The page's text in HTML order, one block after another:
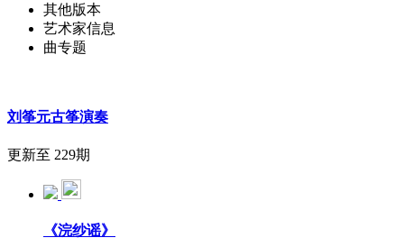
其他版本
艺术家信息
曲专题
刘筝元古筝演奏
更新至 229期
《浣纱谣》